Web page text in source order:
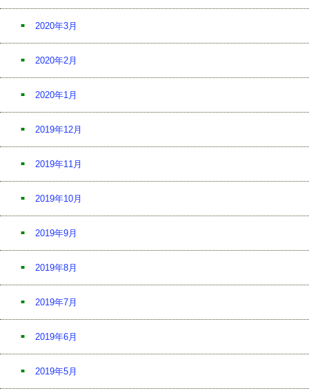
2020年3月
2020年2月
2020年1月
2019年12月
2019年11月
2019年10月
2019年9月
2019年8月
2019年7月
2019年6月
2019年5月